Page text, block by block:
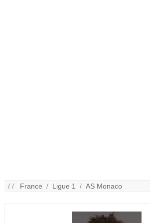
/ / France / Ligue 1 /AS Monaco